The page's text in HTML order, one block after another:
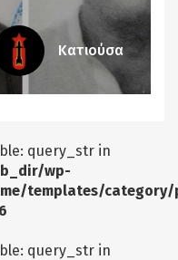
Κατιούσα
query_str in
wp-
templates/
query_str in